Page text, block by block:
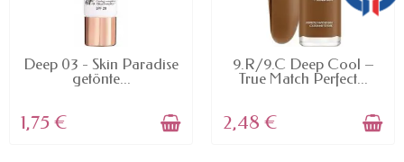
AVAILABLE
Deep 03 - Skin Paradise
getönte...
1,75 €
AVAILABLE
9.R/9.C Deep Cool –
True Match Perfect...
2,48 €